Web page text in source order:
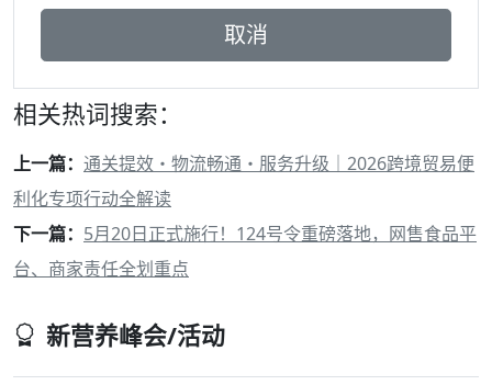
相关热词搜索：
上一篇： 通关提效・物流畅通・服务升级｜2026跨境贸易便
利化专项行动全解读
下一篇： 5月20日正式施行！124号令重磅落地，网售食品平
台、商家责任全划重点
新营养峰会/活动